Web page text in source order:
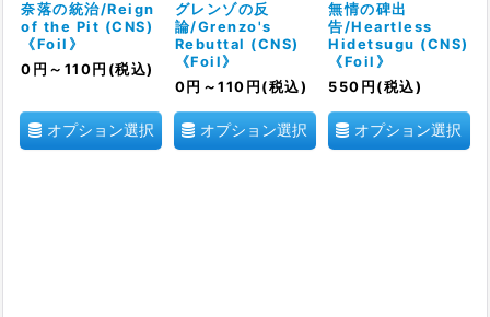
奈落の統治/Reign
of the Pit (CNS)
《Foil》
0 円 ～110 円 (税込)
オプション選択
グレンゾの反
論/Grenzo's
Rebuttal (CNS)
《Foil》
0 円 ～110 円 (税込)
オプション選択
無情の碑出
告/Heartless
Hidetsugu (CNS)
《Foil》
550 円 (税込)
オプション選択